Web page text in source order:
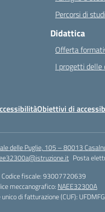
Percorsi di
Didattica
Offerta
I progetti delle
Obiettivi di
delle Puglie, 105 – 80013
Posta
Codice fiscale: 93007720639
meccanografico: NAEE32300A
unico di fatturazione (CUF): UFDMFG